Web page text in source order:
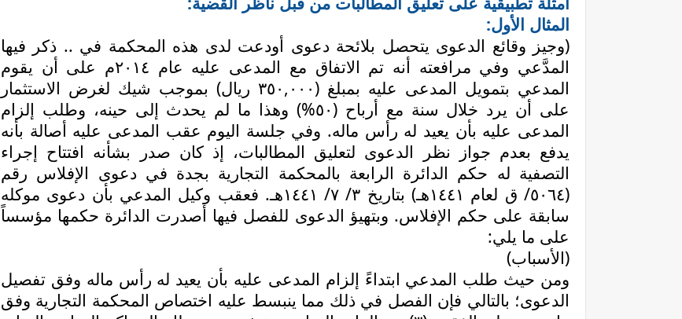
المثال الأول:
(وجيز وقائع الدعوى يتحصل بلائحة دعوى أودعت لدى هذه المحكمة في .. ذكر فيها
المدَّعي وفي مرافعته أنه تم الاتفاق مع المدعى عليه عام ٢٠١٤م على أن يقوم
المدعي بتمويل المدعى عليه بمبلغ (٣٥٠,٠٠٠ ريال) بموجب شيك لغرض الاستثمار
على أن يرد خلال سنة مع أرباح (٥٠%) وهذا ما لم يحدث إلى حينه، وطلب إلزام
المدعى عليه بأن يعيد له رأس ماله. وفي جلسة اليوم عقب المدعى عليه أصالة بأنه
يدفع بعدم جواز نظر الدعوى لتعليق المطالبات، إذ كان صدر بشأنه افتتاح إجراء
التصفية له حكم الدائرة الرابعة بالمحكمة التجارية بجدة في دعوى الإفلاس رقم
(٥٠٦٤/ ق لعام ١٤٤١هـ) بتاريخ ٣/ ٧/ ١٤٤١هـ. فعقب وكيل المدعي بأن دعوى موكله
سابقة على حكم الإفلاس. وبتهيؤ الدعوى للفصل فيها أصدرت الدائرة حكمها مؤسساً
على ما يلي:
(الأسباب)
ومن حيث طلب المدعي ابتداءً إلزام المدعى عليه بأن يعيد له رأس ماله وفق تفصيل
الدعوى؛ بالتالي فإن الفصل في ذلك مما ينبسط عليه اختصاص المحكمة التجارية وفق